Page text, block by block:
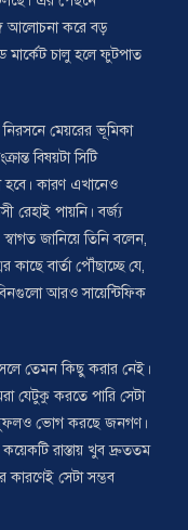
আলোচনা করে বড়
মার্কেট চালু হলে ফুটপাত
মেয়রের ভূমিকা
বিষয়টা সিটি
হবে। কারণ এখানেও
পায়নি। বর্জ্য
জানিয়ে তিনি বলেন,
কাছে বার্তা পৌঁছাচ্ছে যে,
আরও সায়েন্টিফিক
তেমন কিছু করার নেই।
যেটুকু করতে পারি সেটা
সুফলও ভোগ করছে জনগণ।
রাস্তায় খুব দ্রুততম
কারণেই সেটা সম্ভব